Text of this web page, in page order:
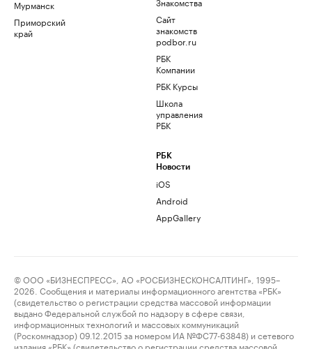
Мурманск
Приморский
край
Сайт
знакомств
podbor.ru
РБК
Компании
РБК Курсы
Школа
управления
РБК
РБК
Новости
iOS
Android
AppGallery
© ООО «БИЗНЕСПРЕСС», АО «РОСБИЗНЕСКОНСАЛТИНГ», 1995–
2026. Сообщения и материалы информационного агентства «РБК»
(свидетельство о регистрации средства массовой информации
выдано Федеральной службой по надзору в сфере связи,
информационных технологий и массовых коммуникаций
(Роскомнадзор) 09.12.2015 за номером ИА №ФС77-63848) и сетевого
издания «РБК» (свидетельство о регистрации средства массовой